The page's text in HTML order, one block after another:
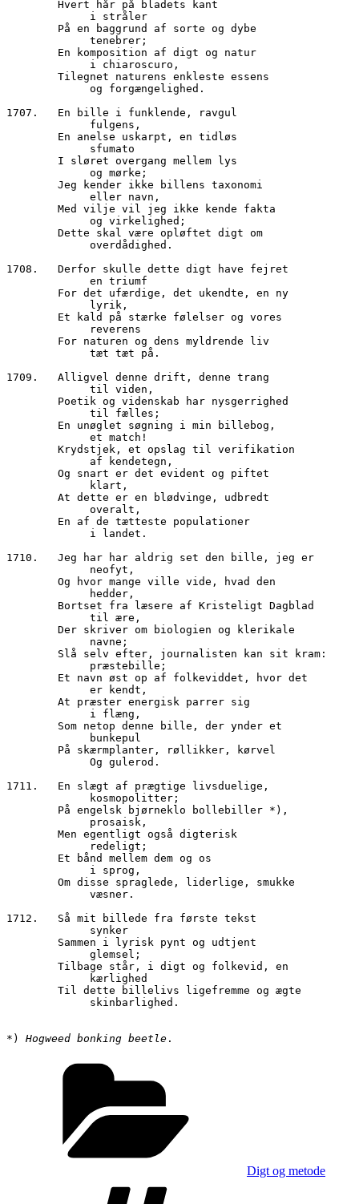
        Hvert hår på bladets kant
	     i stråler
        På en baggrund af sorte og dybe
   	     tenebrer;
        En komposition af digt og natur
	     i chiaroscuro,
        Tilegnet naturens enkleste essens
	     og forgængelighed.
1707.	En bille i funklende, ravgul
	     fulgens,
        En anelse uskarpt, en tidløs
	     sfumato
        I sløret overgang mellem lys
	     og mørke;
        Jeg kender ikke billens taxonomi
             eller navn,
        Med vilje vil jeg ikke kende fakta
             og virkelighed;
        Dette skal være opløftet digt om
	     overdådighed.
1708.	Derfor skulle dette digt have fejret
	     en triumf
        For det ufærdige, det ukendte, en ny
	     lyrik,
        Et kald på stærke følelser og vores
	     reverens
        For naturen og dens myldrende liv
	     tæt tæt på.
1709.	Alligvel denne drift, denne trang
	     til viden,
        Poetik og videnskab har nysgerrighed
	     til fælles;
        En unøglet søgning i min billebog,
	     et match!
        Krydstjek, et opslag til verifikation
	     af kendetegn,
        Og snart er det evident og piftet
	     klart,
        At dette er en blødvinge, udbredt
	     overalt,
        En af de tætteste populationer
	     i landet.
1710.	Jeg har har aldrig set den bille, jeg er
	     neofyt,
        Og hvor mange ville vide, hvad den
	     hedder,
        Bortset fra læsere af Kristeligt Dagblad
	     til ære,
        Der skriver om biologien og klerikale
  	     navne;
        Slå selv efter, journalisten kan sit kram:
	     præstebille;
        Et navn øst op af folkeviddet, hvor det
             er kendt,
        At præster energisk parrer sig
             i flæng,
        Som netop denne bille, der ynder et
	     bunkepul
        På skærmplanter, røllikker, kørvel
	     Og gulerod.
1711.	En slægt af prægtige livsduelige,
	     kosmopolitter;
        På engelsk bjørneklo bollebiller *),
	     prosaisk,
        Men egentligt også digterisk
	     redeligt;
        Et bånd mellem dem og os
	     i sprog,
        Om disse spraglede, liderlige, smukke
	     væsner.
1712.	Så mit billede fra første tekst
	     synker
        Sammen i lyrisk pynt og udtjent
	     glemsel;
        Tilbage står, i digt og folkevid, en
	     kærlighed
        Til dette billelivs ligefremme og ægte
             skinbarlighed.
*) Hogweed bonking beetle .
Digt og metode